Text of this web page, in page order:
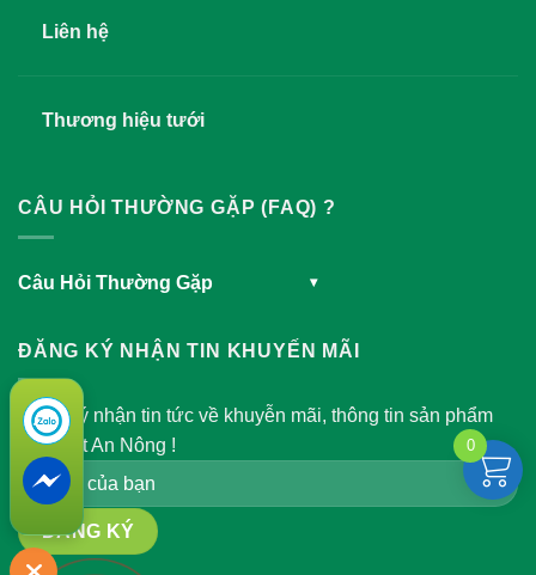
Liên hệ
Thương hiệu tưới
CÂU HỎI THƯỜNG GẶP (FAQ) ?
Câu Hỏi Thường Gặp ▾
ĐĂNG KÝ NHẬN TIN KHUYẾN MÃI
Đăng ký nhận tin tức về khuyễn mãi, thông tin sản phẩm
của Việt An Nông !
0